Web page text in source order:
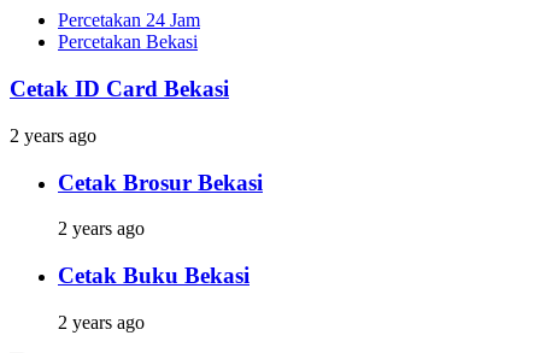
Percetakan 24 Jam
Percetakan Bekasi
Cetak ID Card Bekasi
2 years ago
Cetak Brosur Bekasi
2 years ago
Cetak Buku Bekasi
2 years ago